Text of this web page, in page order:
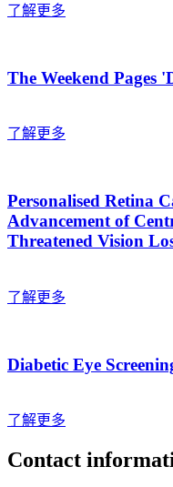
了解更多
The Weekend Pages
了解更多
Personalised Retina
Advancement of
Threatened Vision
了解更多
Diabetic Eye
了解更多
Contact